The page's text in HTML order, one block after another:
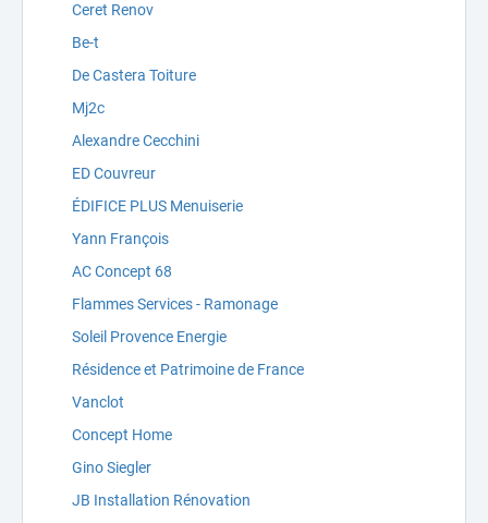
Ceret Renov
Be-t
De Castera Toiture
Mj2c
Alexandre Cecchini
ED Couvreur
ÉDIFICE PLUS Menuiserie
Yann François
AC Concept 68
Flammes Services - Ramonage
Soleil Provence Energie
Résidence et Patrimoine de France
Vanclot
Concept Home
Gino Siegler
JB Installation Rénovation